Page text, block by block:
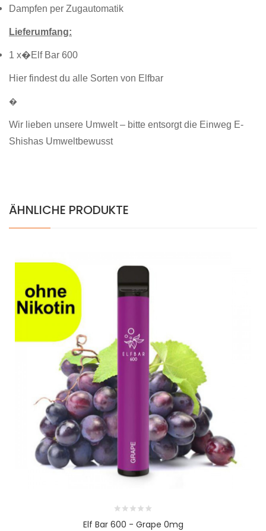
Dampfen per Zugautomatik
Lieferumfang:
1 x�Elf Bar 600
Hier findest du alle Sorten von Elfbar
�
Wir lieben unsere Umwelt – bitte entsorgt die Einweg E-
Shishas Umweltbewusst
ÄHNLICHE PRODUKTE
Elf Bar 600 - Grape 0mg